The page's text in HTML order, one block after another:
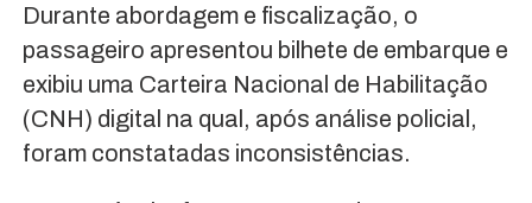
Durante abordagem e fiscalização, o
passageiro apresentou bilhete de embarque e
exibiu uma Carteira Nacional de Habilitação
(CNH) digital na qual, após análise policial,
foram constatadas inconsistências.